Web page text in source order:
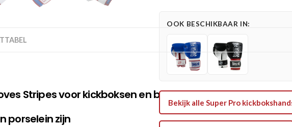
Leather
Gloves
Stripes
Rood
OOK BESCHIKBAAR IN:
Bekijk alle Super Pro
Stripes voor kickboksen en boksen
porselein zijn